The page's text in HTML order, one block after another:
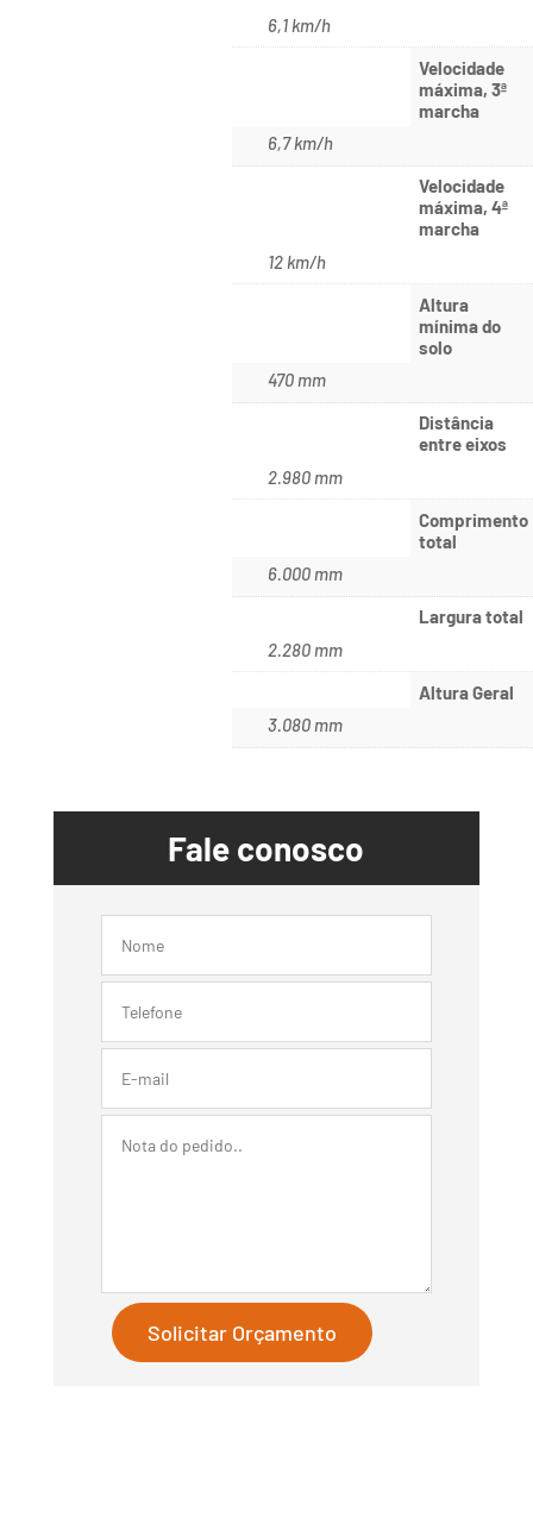
6,1 km/h
Velocidade
máxima, 3ª
marcha
6,7 km/h
Velocidade
máxima, 4ª
marcha
12 km/h
Altura
mínima do
solo
470 mm
Distância
entre eixos
2.980 mm
Comprimento
total
6.000 mm
Largura total
2.280 mm
Altura Geral
3.080 mm
Fale conosco
Solicitar Orçamento